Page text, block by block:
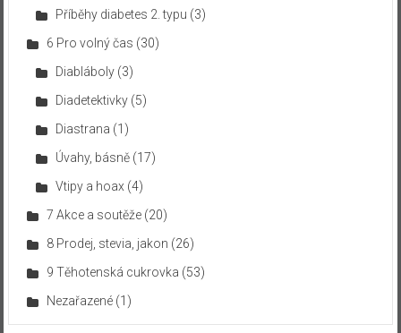
Příběhy diabetes 2. typu (3)
6 Pro volný čas (30)
Diabláboly(3)
Diadetektivky(5)
Diastrana (1)
Úvahy, básně(17)
Vtipy a hoax (4)
7 Akce a soutěže(20)
8 Prodej, stevia, jakon (26)
9 Těhotenská cukrovka (53)
Nezařazené(1)